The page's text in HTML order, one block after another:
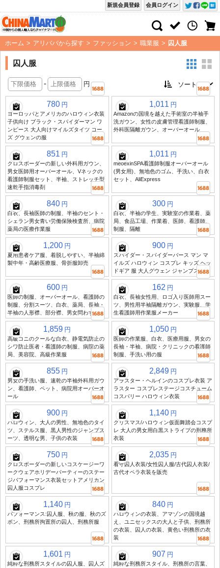
会員ログイン
新規会員登録
ホーム > アリババから探す > ファッション > 職業服 > 囚人服
囚人服
- 円
780 円
ヨーロッパとアメリカのハロウィン衣装
子供向け ブラック・スパイダーマン ワ
ンピース 大人向けマイルズタイツ コー
ズ グウェンの服
1,011 円
Amazonの国境を越えた手術室の半袖手
洗ガウン、女性の皮膚管理看護師制服、
外科医隔離ガウン、オーバーオール
851 円
クロスボーダーの新しい外科用ガウン、
男女医師用オーバーオール、Vネックの
看護師制服セット、半袖、ストレッチ型
速乾手指消毒剤
1,011 円
meoexinSPA看護師制服オーバーオール
(男女用)、無地色のゴム、手洗い、白衣
セット、AliExpress
840 円
白衣、長袖医師の制服、半袖のセント・
シェラン男女青い労働保険検査所、病院
薬局の医療作業服
300 円
白衣、半袖の学生、実験室の作業着、薬
局、食品工場、作業着、医師、看護師、
制服、隔離
1,200 円
夏用患者ケア服、着脱しやすい、半袖綿
製中年・高齢医療服、骨折服卸売
900 円
スパイダー・スパイダーバース マン マ
イルズ ハロウィン コスプレ キッズ ヘッ
ドギア 服 大人グウェン ジャンプスーツ
600 円
医師の制服、オーバーオール、看護師の
制服、分割スーツ、白衣、薬局、長袖・
半袖の人形襟、部分襟、男女問わず
162 円
白衣、長袖女性用、ロゴ入り医師用スー
ツ、男性用半袖隔離ガウン、実験服、学
生看護師用作業服メーカー
1,859 円
高級コニのクールな白衣、静電気防止の
シワ防止医者・看護師の制服、病院の薬
局、美容院、高級作業服
1,050 円
医師の作業服、白衣、医療用服、男女の
長袖・半袖、病院・クリニックの看護師
制服、手洗い用の服
855 円
男女の手洗い服、速乾の半袖外科用ガウ
ン、看護師、ペット、病院用オーバーオ
ール
2,849 円
アラスター・ヘルインのコスプレ衣装 ア
ラスター コスプレステージコスチューム
コスパリー ハロウィン衣装
900 円
ハロウィン、大人の男性、無地色のタイ
ツ、ステルス服、黒人男性のジャンプス
ーツ、透明な男、子供の衣装
1,140 円
クリスマス/ハロウィン仮面舞踏会コスプ
レ 大人の男女用白黒ストライプの刑務所
衣装
750 円
クロスボーダーの新しいコスケージーワ
ークウェアホリデーパーティーのステー
ジパフォーマンス衣装セットアメリカン
囚人服コスプレ
2,035 円
看守囚人衣装/女性囚人服/古代囚人衣装/
古代オペラ衣装を販売
1,140 円
パフォーマンス:囚人服、秋の服、秋のズ
ボン、刑務所拘置所の囚人、刑務所服
840 円
ハロウィンの衣装、アマゾンの国境越
え、ユニセックスの大人と子供、刑務所
の衣装、囚人の衣装、黄色い刑務所の衣
装
1,601 円
純粋な刑務所スタイルの囚人服、囚人ズ
907 円
純粋な刑務所スタイル、刑務所の言葉、